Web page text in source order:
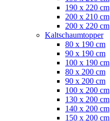
190 x 220 cm
200 x 210 cm
200 x 220 cm
Kaltschaumtopper
80 x 190 cm
90 x 190 cm
100 x 190 cm
80 x 200 cm
90 x 200 cm
100 x 200 cm
130 x 200 cm
140 x 200 cm
150 x 200 cm